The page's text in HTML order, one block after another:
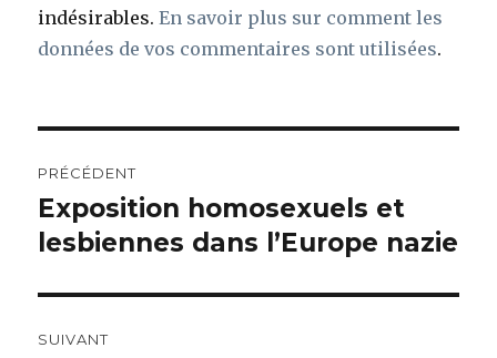
indésirables.En savoir plus sur comment les
données de vos commentaires sont utilisées.
de
l’article
PRÉCÉDENT
Article
précédent :
Exposition homosexuels et
lesbiennes dans l’Europe nazie
SUIVANT